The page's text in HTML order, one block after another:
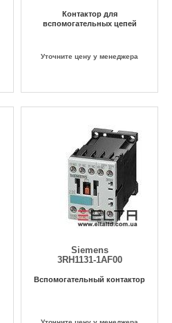
Контактор для
вспомогательных цепей
Уточните цену у менеджера
Siemens
3RH1131-1AF00
Вспомогательный контактор